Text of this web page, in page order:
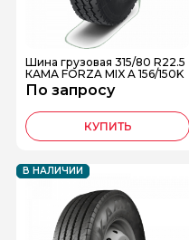
Шина грузовая 315/80 R22.5
КАМА FORZA MIX A 156/150K
По запросу
КУПИТЬ
В НАЛИЧИИ